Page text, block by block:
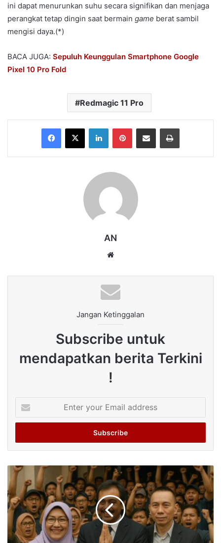
ini dapat menurunkan suhu secara signifikan dan menjaga
perangkat tetap dingin saat bermain game berat sambil
mengisi daya.(*)
BACA JUGA: Sepuluh Keunggulan Smartphone Google
Pixel 10 Pro Fold
Redmagic 11 Pro
Facebook
X LinkedInPinterestShare via Email Print
AN
Jangan Ketinggalan
Subscribe untuk
mendapatkan berita Terkini
!
your
Email